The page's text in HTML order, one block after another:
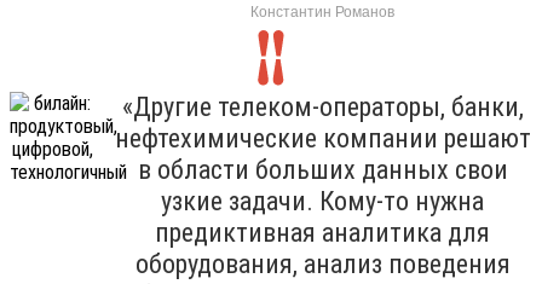
Константин Романов
«Другие телеком-операторы, банки,
нефтехимические компании решают
в области больших данных свои
узкие задачи. Кому-то нужна
предиктивная аналитика для
оборудования, анализ поведения